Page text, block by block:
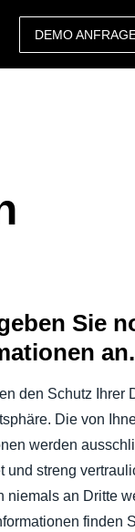
DEMO
Sie
an.
den Schutz Ihrer
Die von
werden
und streng
niemals an Dritte
finden